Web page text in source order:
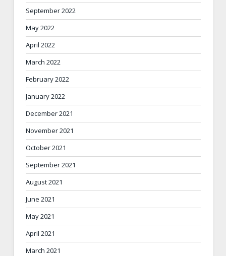
September 2022
May 2022
April 2022
March 2022
February 2022
January 2022
December 2021
November 2021
October 2021
September 2021
August 2021
June 2021
May 2021
April 2021
March 2021